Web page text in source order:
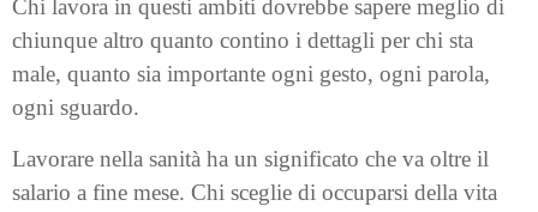
Chi lavora in questi ambiti dovrebbe sapere meglio di
chiunque altro quanto contino i dettagli per chi sta
male, quanto sia importante ogni gesto, ogni parola,
ogni sguardo.
Lavorare nella sanità ha un significato che va oltre il
salario a fine mese. Chi sceglie di occuparsi della vita